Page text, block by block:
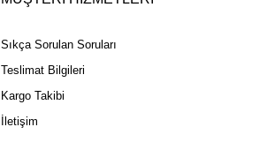
Sıkça Sorulan Soruları
Teslimat Bilgileri
Kargo Takibi
İletişim